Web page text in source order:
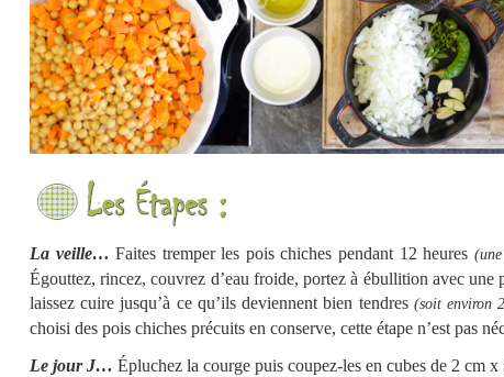
La veille… Faites tremper les pois chiches pendant 12 heures
Égouttez, rincez, couvrez d’eau froide, portez à ébullition avec une
laissez cuire jusqu’à ce qu’ils deviennent bien tendres(soit environ
choisi des pois chiches précuits en conserve, cette étape n’est pas
Le jour J… Épluchez la courge puis coupez-les en cubes de 2 cm